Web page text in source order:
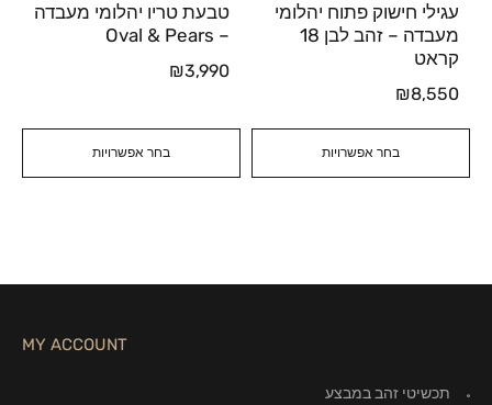
בחר אפשרויות
עגילי חישוק פתוח יהלומי
מעבדה – זהב לבן 18
קראט
₪8,550
בחר אפשרויות
טבעת טריו יהלומי מעבדה
– Oval & Pears
₪3,990
MY ACCOUNT
תכשיטי זהב במבצע